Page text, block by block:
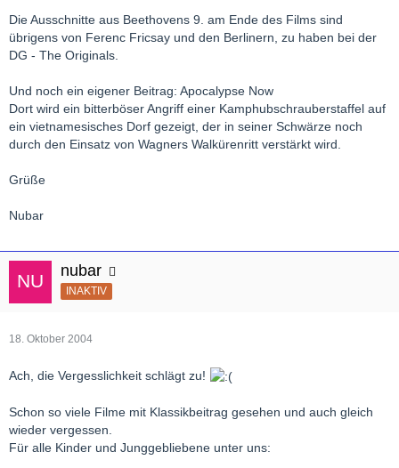
Die Ausschnitte aus Beethovens 9. am Ende des Films sind
übrigens von Ferenc Fricsay und den Berlinern, zu haben bei der
DG - The Originals.
Und noch ein eigener Beitrag: Apocalypse Now
Dort wird ein bitterböser Angriff einer Kamphubschrauberstaffel auf
ein vietnamesisches Dorf gezeigt, der in seiner Schwärze noch
durch den Einsatz von Wagners Walkürenritt verstärkt wird.
Grüße
Nubar
nubar
INAKTIV
18. Oktober 2004
Ach, die Vergesslichkeit schlägt zu!
Schon so viele Filme mit Klassikbeitrag gesehen und auch gleich
wieder vergessen.
Für alle Kinder und Junggebliebene unter uns: